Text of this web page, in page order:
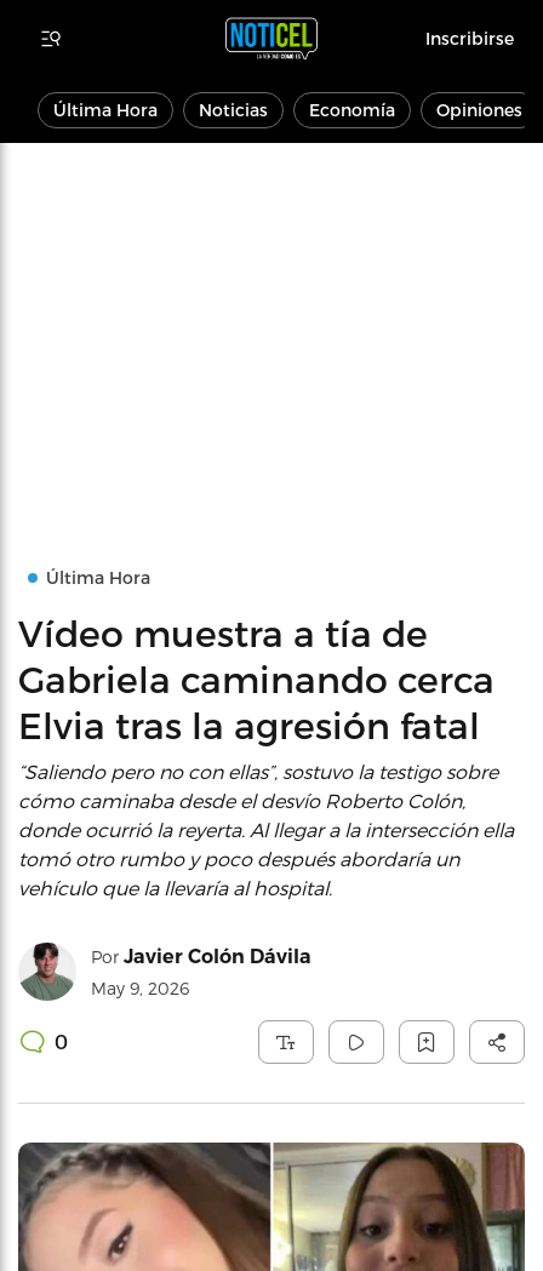
Inscribirse
Última Hora Noticias Economía Opiniones
Última Hora
Vídeo muestra a tía de
Gabriela caminando cerca
Elvia tras la agresión fatal
“Saliendo pero no con ellas”, sostuvo la testigo sobre
cómo caminaba desde el desvío Roberto Colón,
donde ocurrió la reyerta. Al llegar a la intersección ella
tomó otro rumbo y poco después abordaría un
vehículo que la llevaría al hospital.
Por Javier Colón Dávila
May 9, 2026
0